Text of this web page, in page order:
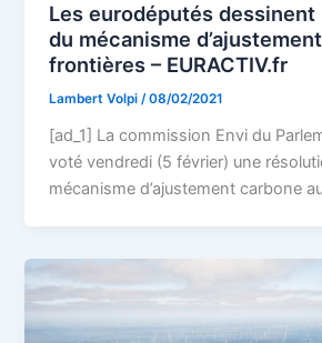
Les eurodéputés
du mécanisme
frontières – EURACTIV.fr
Lambert Volpi/08/02/2021
[ad_1] La commission Envi du
voté vendredi (5 février) une
mécanisme d’ajustement carbone